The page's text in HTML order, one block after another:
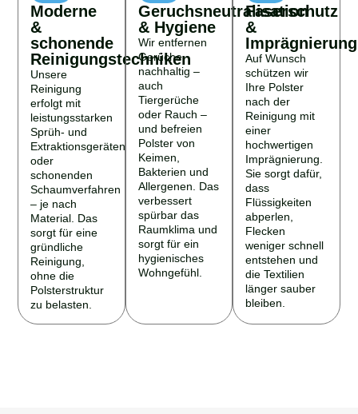
Moderne
&
schonende
Reinigungstechniken
Unsere
Reinigung
erfolgt mit
leistungsstarken
Sprüh- und
Extraktionsgeräten
oder
schonenden
Schaumverfahren
– je nach
Material. Das
sorgt für eine
gründliche
Reinigung,
ohne die
Polsterstruktur
zu belasten.
Geruchsneutralisation
& Hygiene
Wir entfernen
Gerüche
nachhaltig –
auch
Tiergerüche
oder Rauch –
und befreien
Polster von
Keimen,
Bakterien und
Allergenen. Das
verbessert
spürbar das
Raumklima und
sorgt für ein
hygienisches
Wohngefühl.
Faserschutz
&
Imprägnierung
Auf Wunsch
schützen wir
Ihre Polster
nach der
Reinigung mit
einer
hochwertigen
Imprägnierung.
Sie sorgt dafür,
dass
Flüssigkeiten
abperlen,
Flecken
weniger schnell
entstehen und
die Textilien
länger sauber
bleiben.